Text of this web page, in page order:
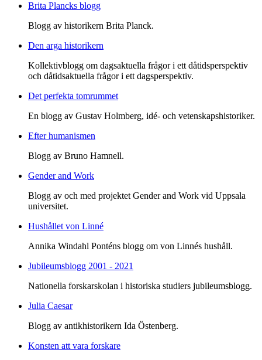
Brita Plancks blogg
Blogg av historikern Brita Planck.
Den arga historikern
Kollektivblogg om dagsaktuella frågor i ett dåtidsperspektiv
och dåtidsaktuella frågor i ett dagsperspektiv.
Det perfekta tomrummet
En blogg av Gustav Holmberg, idé- och vetenskapshistoriker.
Efter humanismen
Blogg av Bruno Hamnell.
Gender and Work
Blogg av och med projektet Gender and Work vid Uppsala
universitet.
Hushållet von Linné
Annika Windahl Ponténs blogg om von Linnés hushåll.
Jubileumsblogg 2001 - 2021
Nationella forskarskolan i historiska studiers jubileumsblogg.
Julia Caesar
Blogg av antikhistorikern Ida Östenberg.
Konsten att vara forskare